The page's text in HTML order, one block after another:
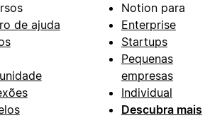
de ajuda
Notion para
Enterprise
Startups
Pequenas
empresas
Individual
Descubra mais